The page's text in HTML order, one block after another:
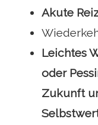
Akute
Leichtes
oder
Zukunft